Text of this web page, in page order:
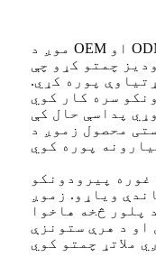
موږ د OEM او ODM خدمتونه هم وړاندیز کوو،
چمتو کړو چې
پوره کړي.
سره کار کوي
پداسې حال کې
محصول زموږ د
غوره پیرودونکو
ویاړو. زموږ
پلور څخه هاخوا
او د هرې ستونزې